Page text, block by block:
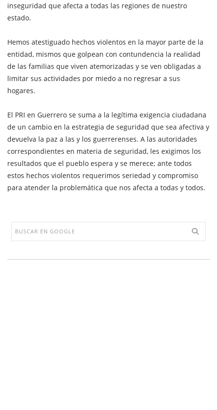
inseguridad que afecta a todas las regiones de nuestro
estado.
Hemos atestiguado hechos violentos en la mayor parte de la
entidad, mismos que golpean con contundencia la realidad
de las familias que viven atemorizadas y se ven obligadas a
limitar sus actividades por miedo a no regresar a sus
hogares.
El PRI en Guerrero se suma a la legítima exigencia ciudadana
de un cambio en la estrategia de seguridad que sea afectiva y
devuelva la paz a las y los guerrerenses. A las autoridades
correspondientes en materia de seguridad, les exigimos los
resultados que el pueblo espera y se merece; ante todos
estos hechos violentos requerimos seriedad y compromiso
para atender la problemática que nos afecta a todas y todos.